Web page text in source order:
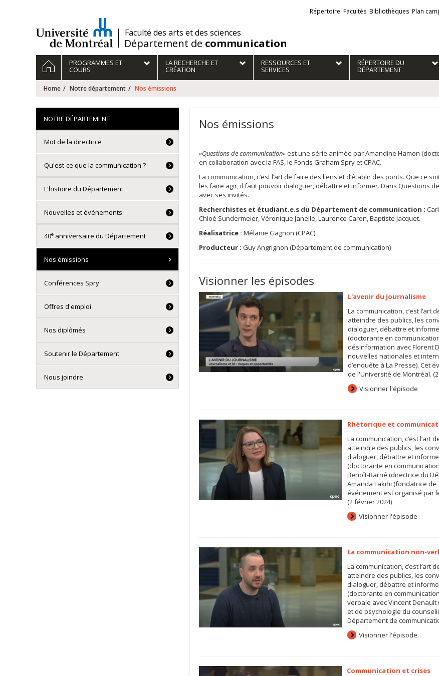
/Faculté des arts et des sciences
Département de communication
Liens
externes
Répertoire Facultés Bibliothèques Plan
Navigation
principale
HOMEPROGRAMMES ET
COURS
LA RECHERCHE ET
CRÉATION
RESSOURCES ET
SERVICES
RÉPERTOIRE DU
DÉPARTEMENT
Home Notre département Nos émissions
Nos émissions
«Questions de communication»est une série animée par Amandine Hamon
en collaboration avec la FAS, le Fonds Graham Spry et CPAC.
La communication, c’est l’art de faire des liens et d’établir des ponts. Que ce
les faire agir, il faut pouvoir dialoguer, débattre et informer. Dans Questions
avec ses invités.
Recherchistes et étudiant.e.s du Département de communication :
Chloé Sundermeier, Véronique Janelle, Laurence Caron, Baptiste Jacquet.
Réalisatrice : Mélanie Gagnon (CPAC)
Producteur : Guy Angrignon (Département de communication)
Visionner les épisodes
L'avenir du journalisme
La communication, c’est
atteindre des publics, les
dialoguer, débattre et
(doctorante en
désinformation avec Florent
nouvelles nationales et
d’enquête à La Presse). Cet
de l'Université de Montréal.
Visionner l'épisode
Rhétorique et
La communication, c’est l’art
atteindre des publics, les
dialoguer, débattre et
(doctorante en
Benoît-Barné (directrice du
Amanda Fakihi (fondatrice
événement est organisé par
(2 février 2024)
Visionner l'épisode
La communication non-
La communication, c’est l’art
atteindre des publics, les
dialoguer, débattre et
(doctorante en
verbale avec Vincent
et de psychologie du
Département de
Visionner l'épisode
Communication et crises
NOTRE DÉPARTEMENT
Mot de la directrice
Qu'est-ce que la communication ?
L'histoire du Département
Nouvelles et événements
40e anniversaire du Département
Nos émissions
Conférences Spry
Offres d'emploi
Nos diplômés
Soutenir le Département
Nous joindre